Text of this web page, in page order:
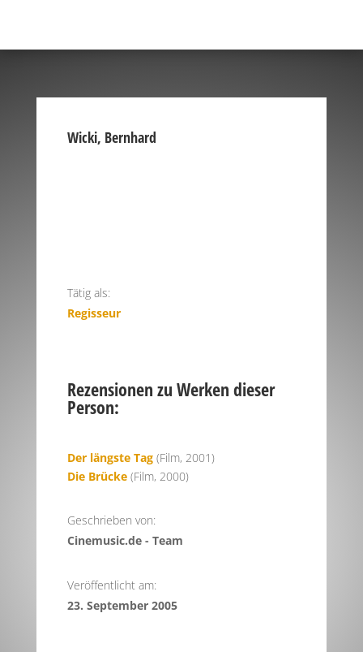
Wicki, Bernhard
Tätig als:
Regisseur
Rezensionen zu Werken dieser
Person:
Der längste Tag(Film, 2001)
Die Brücke(Film, 2000)
Geschrieben von:
Cinemusic.de - Team
Veröffentlicht am:
23. September 2005